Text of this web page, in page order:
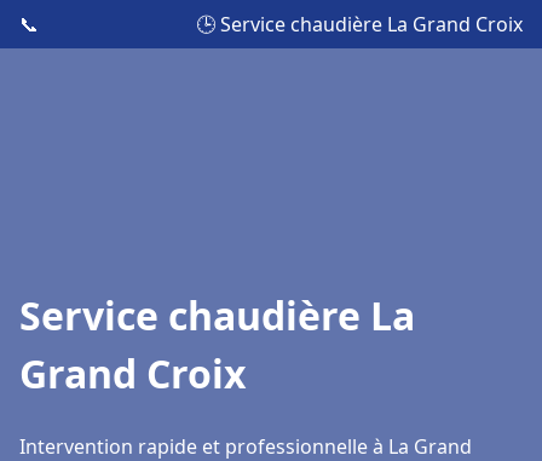
📞 🕒 Service chaudière La Grand Croix
Service chaudière La
Grand Croix
Intervention rapide et professionnelle à La Grand